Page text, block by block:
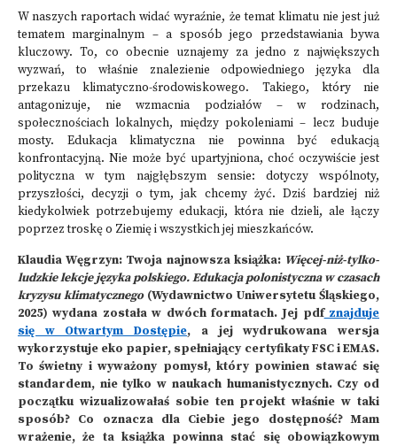
W naszych raportach widać wyraźnie, że temat klimatu nie jest już
tematem marginalnym – a sposób jego przedstawiania bywa
kluczowy. To, co obecnie uznajemy za jedno z największych
wyzwań, to właśnie znalezienie odpowiedniego języka dla
przekazu klimatyczno-środowiskowego. Takiego, który nie
antagonizuje, nie wzmacnia podziałów – w rodzinach,
społecznościach lokalnych, między pokoleniami – lecz buduje
mosty. Edukacja klimatyczna nie powinna być edukacją
konfrontacyjną. Nie może być upartyjniona, choć oczywiście jest
polityczna w tym najgłębszym sensie: dotyczy wspólnoty,
przyszłości, decyzji o tym, jak chcemy żyć. Dziś bardziej niż
kiedykolwiek potrzebujemy edukacji, która nie dzieli, ale łączy
poprzez troskę o Ziemię i wszystkich jej mieszkańców.
Klaudia Węgrzyn: Twoja najnowsza książka: Więcej-niż-tylko-
ludzkie lekcje języka polskiego. Edukacja polonistyczna w czasach
kryzysu klimatycznego (Wydawnictwo Uniwersytetu Śląskiego,
2025) wydana została w dwóch formatach. Jej pdfznajduje
się w Otwartym Dostępie, a jej wydrukowana wersja
wykorzystuje eko papier, spełniający certyfikaty FSC i EMAS.
To świetny i wyważony pomysł, który powinien stawać się
standardem, nie tylko w naukach humanistycznych. Czy od
początku wizualizowałaś sobie ten projekt właśnie w taki
sposób? Co oznacza dla Ciebie jego dostępność? Mam
wrażenie, że ta książka powinna stać się obowiązkowym